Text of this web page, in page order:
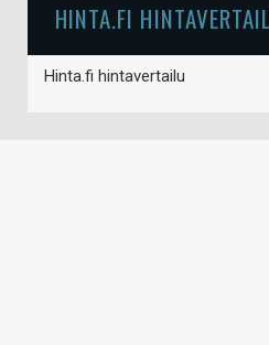
HINTA.FI
Hinta.fi hintavertailu